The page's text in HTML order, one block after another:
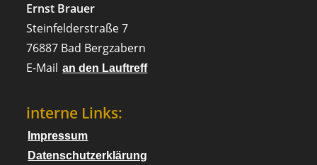
Ernst Brauer
Steinfelderstraße 7
76887 Bad Bergzabern
E-Mail an den Lauftreff
interne Links:
Impressum
Datenschutzerklärung